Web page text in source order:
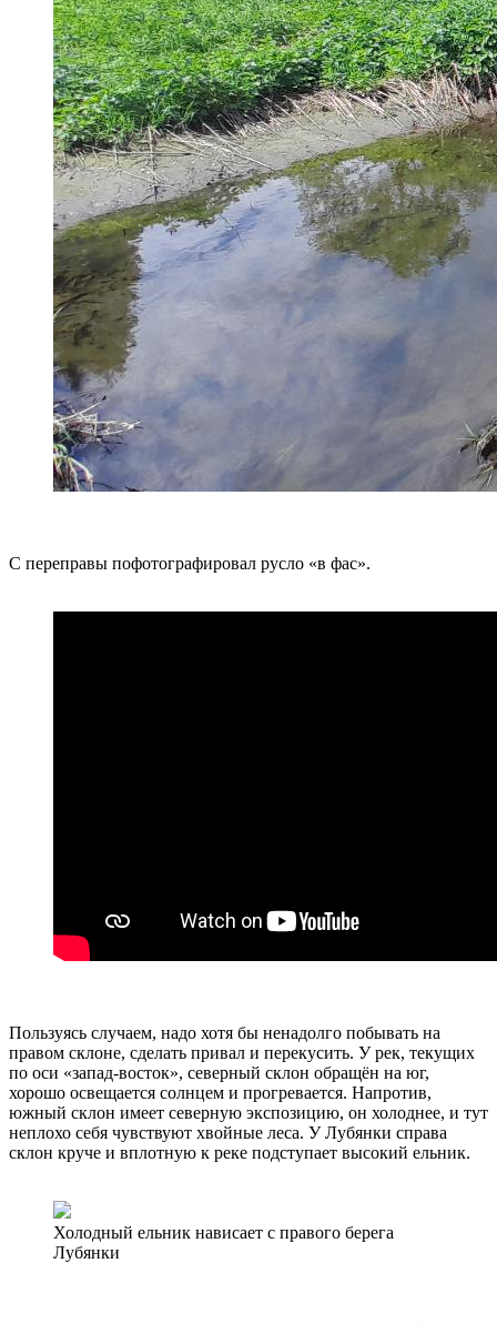
С переправы пофотографировал русло «в фас».
Пользуясь случаем, надо хотя бы ненадолго побывать на
правом склоне, сделать привал и перекусить. У рек, текущих
по оси «запад-восток», северный склон обращён на юг,
хорошо освещается солнцем и прогревается. Напротив,
южный склон имеет северную экспозицию, он холоднее, и тут
неплохо себя чувствуют хвойные леса. У Лубянки справа
склон круче и вплотную к реке подступает высокий ельник.
Холодный ельник нависает с правого берега
Лубянки